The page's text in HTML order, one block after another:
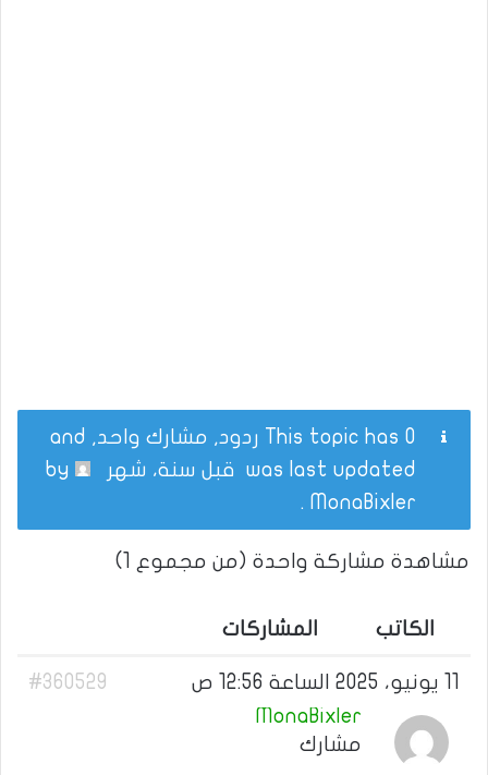
This topic has 0 ردود, مشارك واحد, and
was last updated قبل سنة، شهر
MonaBixler
.
مشاهدة مشاركة واحدة (من مجموع 1)
الكاتب المشاركات
#360529
MonaBixler
مشارك